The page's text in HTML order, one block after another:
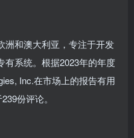
洲和澳大利亚，专注于开发
有系统。根据2023年的年度
Inc.在市场上的报告有用
份评论。